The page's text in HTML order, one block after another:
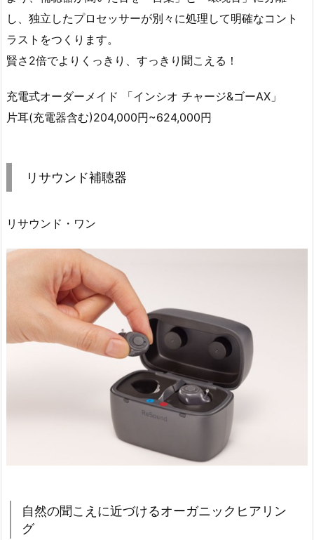
し、独立したプロセッサーが別々に処理して明確なコント
ラストをつくります。
賢さ2倍でよりくっきり、すっきり聞こえる！
充電式オーダーメイド 「インシオ チャージ&ゴーAX」
片耳(充電器含む)204,000円~624,000円
リサウンド補聴器
リサウンド・ワン
自然の聞こえに近づけるオーガニックヒアリン
グ